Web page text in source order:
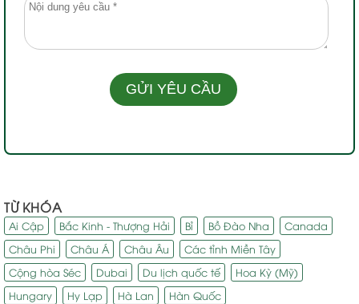
TỪ KHÓA
Ai Cập Bắc Kinh - Thượng Hải Bỉ Bồ Đào Nha
Canada
Châu Phi
Châu Á Châu Âu
Các tỉnh Miền Tây
Cộng hòa Séc
Dubai Du lịch quốc tế
Hoa Kỳ (Mỹ)
Hungary
Hy Lạp Hà Lan
Hàn Quốc